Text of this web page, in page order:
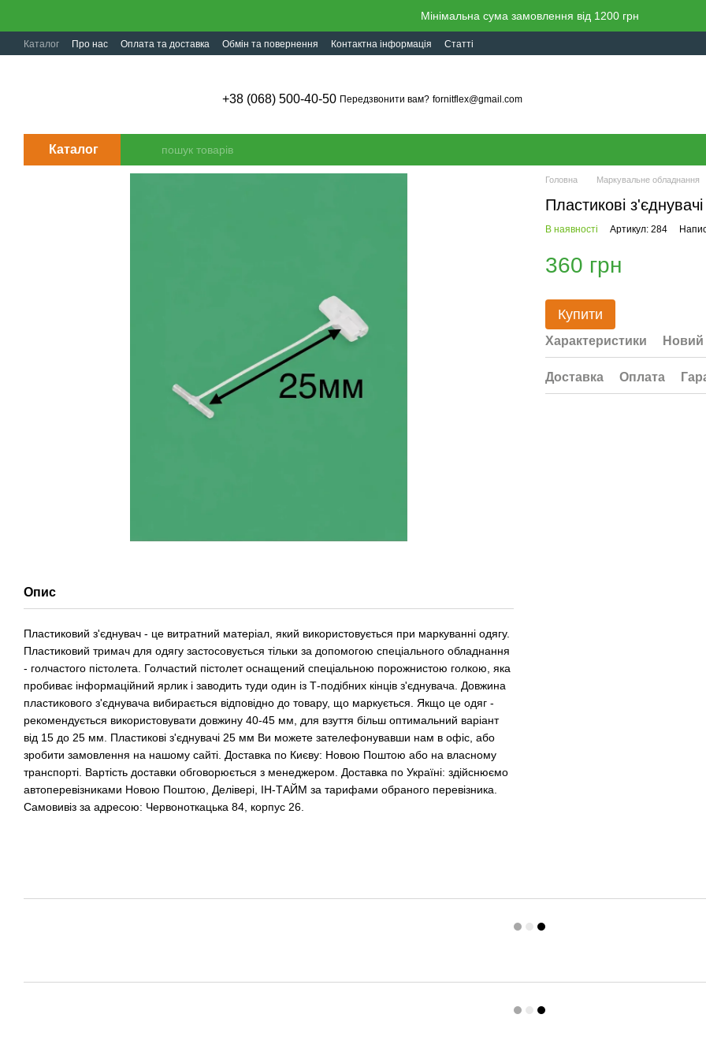
Мінімальна сума замовлення від 1200 грн
Каталог Про нас Оплата та доставка Обмін та повернення Контактна інформація Статті
+38 (068) 500-40-50 Передзвонити вам? fornitflex@gmail.com
Каталог
Опис
Пластиковий з'єднувач - це витратний матеріал, який використовується при маркуванні одягу.
Пластиковий тримач для одягу застосовується тільки за допомогою спеціального обладнання
- голчастого пістолета. Голчастий пістолет оснащений спеціальною порожнистою голкою, яка
пробиває інформаційний ярлик і заводить туди один із Т-подібних кінців з'єднувача. Довжина
пластикового з'єднувача вибирається відповідно до товару, що маркується. Якщо це одяг -
рекомендується використовувати довжину 40-45 мм, для взуття більш оптимальний варіант
від 15 до 25 мм. Пластикові з'єднувачі 25 мм Ви можете зателефонувавши нам в офіс, або
зробити замовлення на нашому сайті. Доставка по Києву: Новою Поштою або на власному
транспорті. Вартість доставки обговорюється з менеджером. Доставка по Україні: здійснюємо
автоперевізниками Новою Поштою, Делівері, ІН-ТАЙМ за тарифами обраного перевізника.
Самовивіз за адресою: Червоноткацька 84, корпус 26.
Головна Маркувальне обладнання
Пластикові
В наявності Артикул: 284
360 грн
Купити
Характеристики Новий
Доставка Оплата